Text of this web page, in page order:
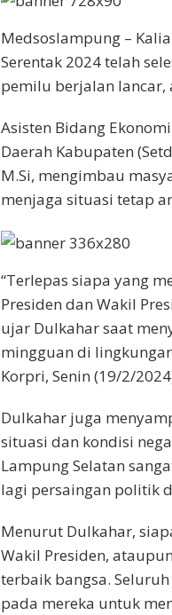
Medsoslampung –
Serentak 2024 telah
pemilu berjalan lancar,
Asisten Bidang
Daerah Kabupaten
M.Si, mengimbau
menjaga situasi tetap
“Terlepas siapa yang
Presiden dan Wakil
ujar Dulkahar saat
mingguan di
Korpri, Senin (19/2/
Dulkahar juga
situasi dan kondisi
Lampung Selatan
lagi persaingan politik
Menurut Dulkahar,
Wakil Presiden,
terbaik bangsa.
pada mereka untuk